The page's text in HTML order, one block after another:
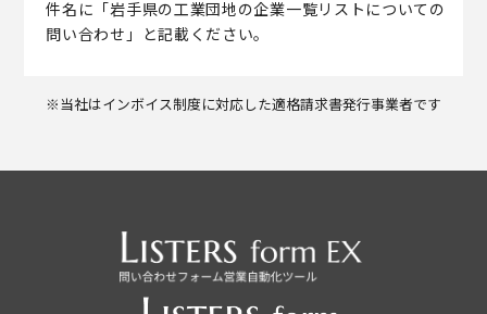
件名に「岩手県の工業団地の企業一覧リストについての
問い合わせ」と記載ください。
※当社はインボイス制度に対応した適格請求書発行事業者です